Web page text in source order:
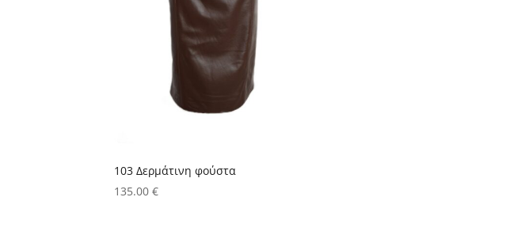
103 Δερμάτινη φούστα
135.00€